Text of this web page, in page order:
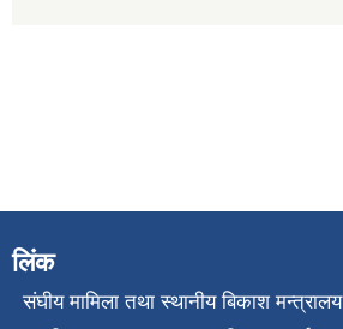
लिंक
संघीय मामिला तथा स्थानीय बिकाश मन्त्रालय